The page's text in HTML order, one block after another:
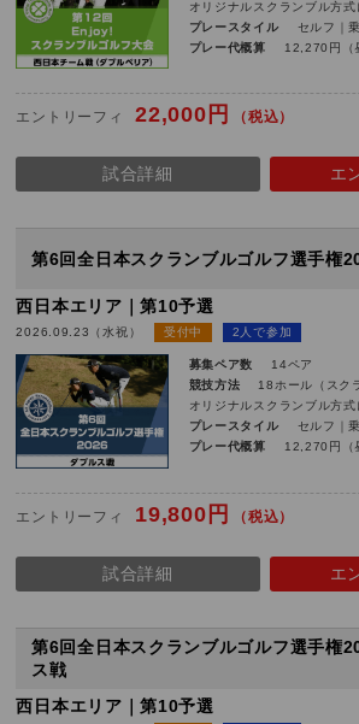
オリジナルスクランブル方
プレースタイル
セルフ｜
プレー代概算
12,270円（
エントリーフィ 22,000円 （税込）
試合詳細 エ
第6回全日本スクランブルゴルフ選手権
西日本エリア｜第10予選
2026.09.23（水祝） 受付中 2人で参加
募集ペア数
14ペア
競技方法
18ホール（スク
オリジナルスクランブル方
プレースタイル
セルフ｜
プレー代概算
12,270円（
エントリーフィ 19,800円 （税込）
試合詳細 エ
第6回全日本スクランブルゴルフ選手権
ス戦
西日本エリア｜第10予選